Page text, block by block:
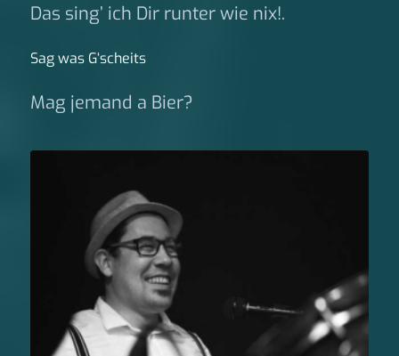
Das sing’ ich Dir runter wie nix!.
Sag was G‘scheits
Mag jemand a Bier?